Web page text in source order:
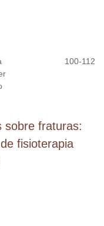
100-112
sobre fraturas:
fisioterapia